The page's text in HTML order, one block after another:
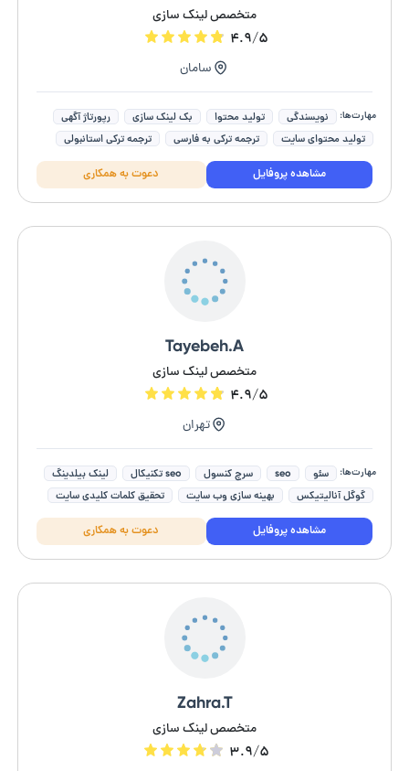
متخصص لینک سازی
۴.۹/۵
سامان
مهارت‌ها: نویسندگی تولید محتوا بک لینک سازی
رپورتاژ آگهی
تولید محتوای سایت
ترجمه ترکی به فارسی ترجمه ترکی استانبولی
مشاهده پروفایل دعوت به همکاری
Tayebeh.A
متخصص لینک سازی
۴.۹/۵
تهران
مهارت‌ها: سئو seo سرچ کنسول seo تکنیکال
لینک بیلدینگ
گوگل آنالیتیکس
بهینه سازی وب سایت
تحقیق کلمات کلیدی سایت
مدیریت تبلیغات گوگل ادز
ارتقای رتبه کلمات کلیدی
مشاهده پروفایل دعوت به همکاری
Zahra.T
متخصص لینک سازی
۳.۹/۵